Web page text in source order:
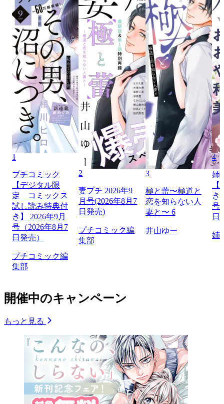
1
プチコミック
【デジタル限
定 コミックス
試し読み特典付
き】 2026年9月
号（2026年8月7
日発売）
プチコミック編
集部
2
妻プチ 2026年9
月号(2026年8月7
日発売)
プチコミック編
集部
3
極と蕾〜極道と
恋を知らない人
妻と〜 6
井山ゆー
4
姉
き
号
日
姉
開催中のキャンペーン
もっと見る